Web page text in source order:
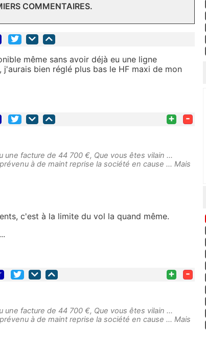
COMMENTAIRES.
même sans avoir déjà eu une ligne
bien réglé plus bas le HF maxi de mon
+ -
une facture de 44 700 €, Que vous êtes vilain ...
à de maint reprise la société en cause ... Mais
c'est à la limite du vol la quand même.
+ -
une facture de 44 700 €, Que vous êtes vilain ...
à de maint reprise la société en cause ... Mais